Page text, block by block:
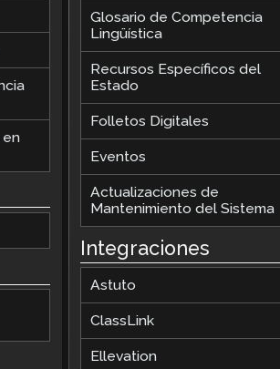
Glosario de Competencia
Lingüística
Recursos Específicos del
Estado
Folletos Digitales
Eventos
Actualizaciones de
Mantenimiento del Sistema
Integraciones
Astuto
ClassLink
Ellevation